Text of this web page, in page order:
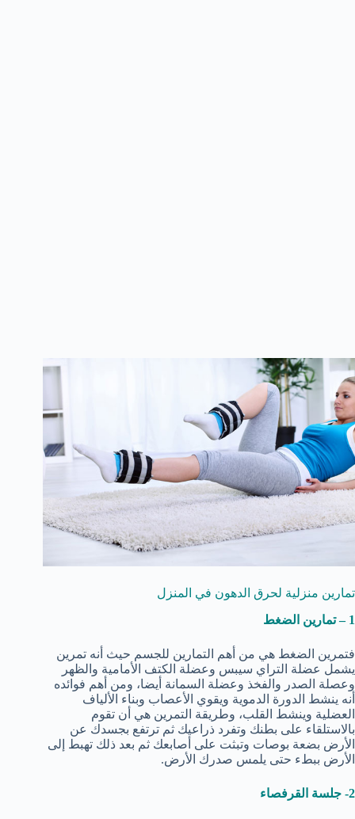
تمارين منزلية لحرق الدهون في المنزل
1 – تمارين الضغط
فتمرين الضغط هي من أهم التمارين للجسم حيث أنه تمرين
يشمل عضلة التراي سيبس وعضلة الكتف الأمامية والظهر
وعصلة الصدر والفخذ وعضلة السمانة أيضا، ومن أهم فوائده
أنه ينشط الدورة الدموية ويقوي الأعصاب وبناء الألياف
العضلية وينشط القلب، وطريقة التمرين هي أن تقوم
بالاستلقاء على بطنك وتفرد ذراعيك ثم ترتفع بجسدك عن
الأرض بضعة بوصات وتبثت على أصابعك ثم بعد ذلك تهبط إلى
الأرض ببطء حتى يلمس صدرك الأرض.
2- جلسة القرفصاء